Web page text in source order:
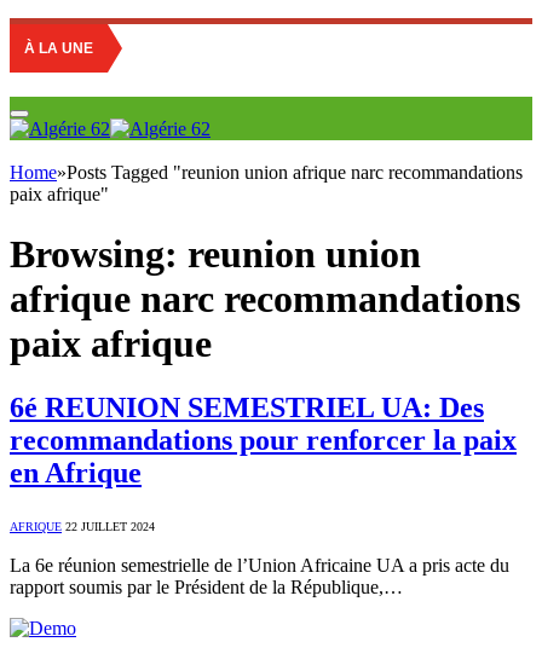
À LA UNE
Home»Posts Tagged "reunion union afrique narc recommandations
paix afrique"
Browsing: reunion union
afrique narc recommandations
paix afrique
6é REUNION SEMESTRIEL UA: Des
recommandations pour renforcer la paix
en Afrique
AFRIQUE 22 JUILLET 2024
La 6e réunion semestrielle de l’Union Africaine UA a pris acte du
rapport soumis par le Président de la République,…